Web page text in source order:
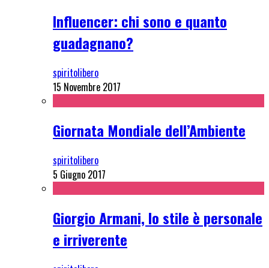
Influencer: chi sono e quanto
guadagnano?
spiritolibero
15 Novembre 2017
Giornata Mondiale dell’Ambiente
spiritolibero
5 Giugno 2017
Giorgio Armani, lo stile è personale
e irriverente